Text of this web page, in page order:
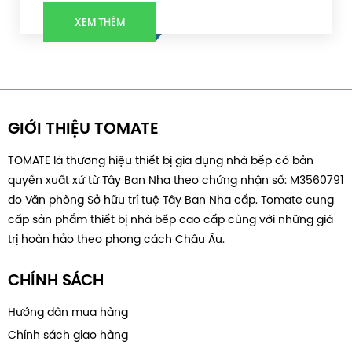
XEM THÊM
GIỚI THIỆU TOMATE
TOMATE là thương hiệu thiết bị gia dụng nhà bếp có bản
quyền xuất xứ từ Tây Ban Nha theo chứng nhận số: M3560791
do Văn phòng Sở hữu trí tuệ Tây Ban Nha cấp. Tomate cung
cấp sản phẩm thiết bị nhà bếp cao cấp cùng với những giá
trị hoàn hảo theo phong cách Châu Âu.
CHÍNH SÁCH
Hướng dẫn mua hàng
Chính sách giao hàng